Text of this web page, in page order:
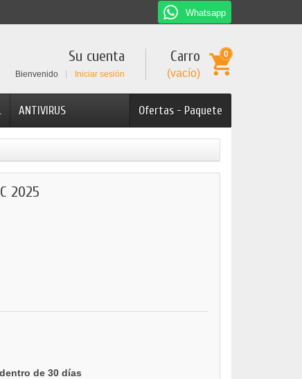
Whatsapp
Carro
(vacío)
0
Su cuenta
Bienvenido Iniciar sesión
Ofertas - Paquete
ANTIVIRUS
2025
de 30 días